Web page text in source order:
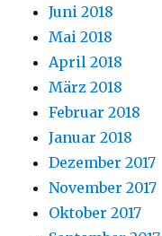
Juni 2018
Mai 2018
April 2018
März 2018
Februar 2018
Januar 2018
Dezember 2017
November 2017
Oktober 2017